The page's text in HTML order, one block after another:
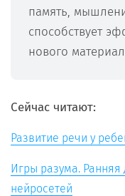
память,
способствует
нового
Сейчас читают:
Развитие речи у
Игры разума.
нейросетей